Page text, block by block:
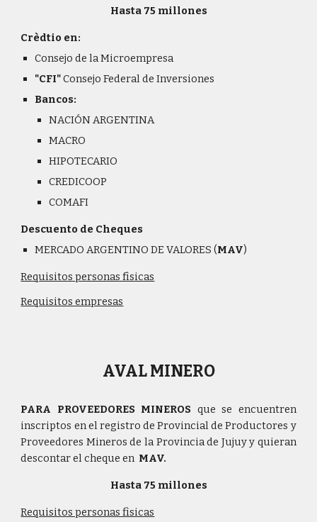
Hasta 75 millones
Crèdtio en:
Consejo de la Microempresa
"CFI"Consejo Federal de Inversiones
Bancos:
NACIÓN ARGENTINA
MACRO
HIPOTECARIO
CREDICOOP
COMAFI
Descuento de Cheques
MERCADO ARGENTINO DE VALORES (MAV)
Requisitos personas fìsicas
Requisitos empresas
AVALMINERO
PARA PROVEEDORES MINEROS que se encuentren
inscriptos en el registro de Provincial de Productores y
Proveedores Mineros de la Provincia de Jujuy y quieran
descontar el cheque en MAV.
Hasta 75 millones
Requisitos personas fìsicas